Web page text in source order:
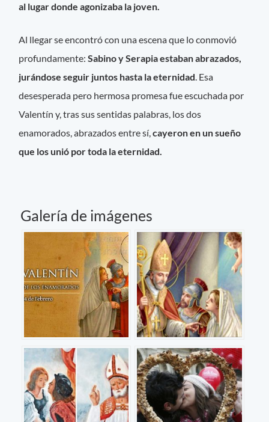
al lugar donde agonizaba la joven.
Al llegar se encontró con una escena que lo conmovió
profundamente:Sabino y Serapia estaban abrazados,
jurándose seguir juntos hasta la eternidad. Esa
desesperada pero hermosa promesa fue escuchada por
Valentín y, tras sus sentidas palabras, los dos
enamorados, abrazados entre sí,cayeron en un sueño
que los unió por toda la eternidad.
Galería de imágenes